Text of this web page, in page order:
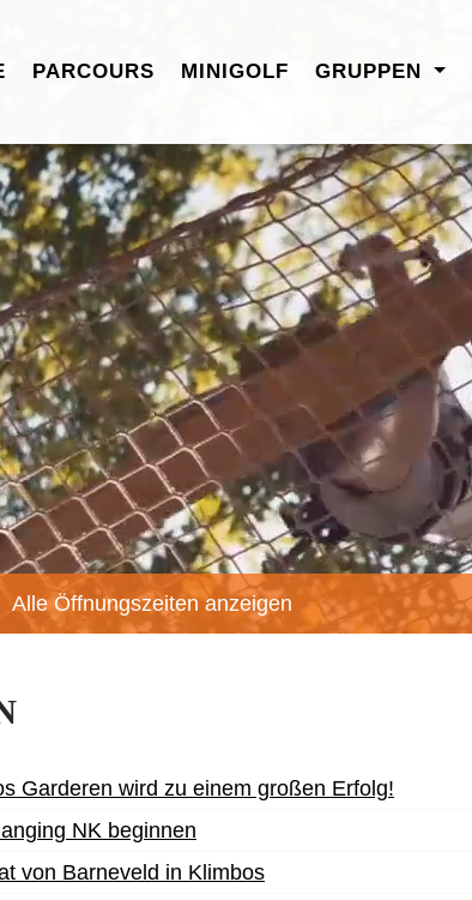
PARCOURS MINIGOLF GRUPPEN
Alle Öffnungszeiten anzeigen
Garderen wird zu einem großen Erfolg!
NK beginnen
von Barneveld in Klimbos